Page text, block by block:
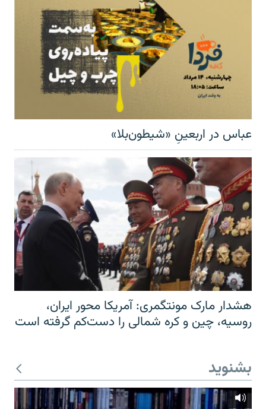
عباس در اربعینِ «شیطون‌بلا»
هشدار مارک مونتگمری: آمریکا محور ایران،
روسیه، چین و کره شمالی را دست‌کم گرفته است
بشنوید